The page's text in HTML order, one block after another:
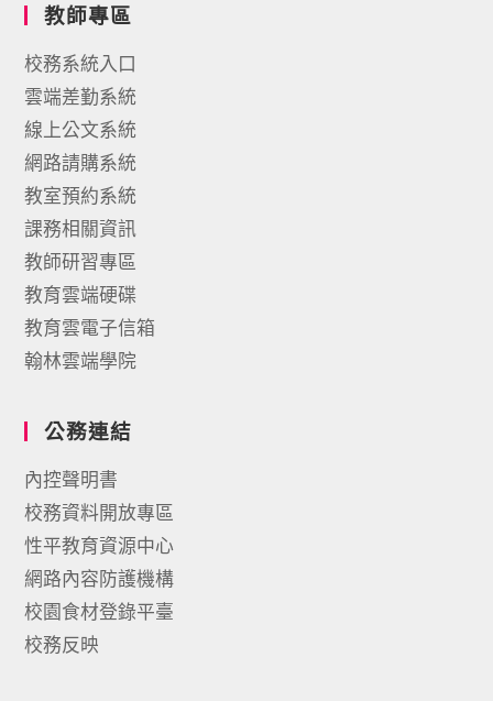
教師專區
校務系統入口
雲端差勤系統
線上公文系統
網路請購系統
教室預約系統
課務相關資訊
教師研習專區
教育雲端硬碟
教育雲電子信箱
翰林雲端學院
公務連結
內控聲明書
校務資料開放專區
性平教育資源中心
網路內容防護機構
校園食材登錄平臺
校務反映